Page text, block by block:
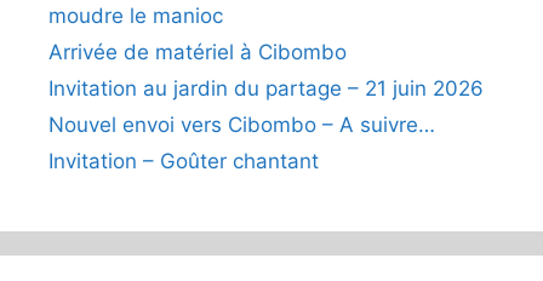
moudre le manioc
Arrivée de matériel à Cibombo
Invitation au jardin du partage – 21 juin 2026
Nouvel envoi vers Cibombo – A suivre…
Invitation – Goûter chantant